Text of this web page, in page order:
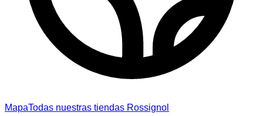
MapaTodas nuestras tiendas Rossignol